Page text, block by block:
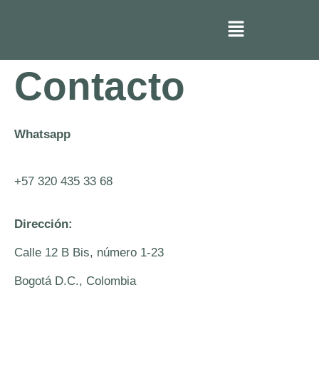
Contacto
Whatsapp
+57 320 435 33 68
Dirección:
Calle 12 B Bis, número 1-23
Bogotá D.C., Colombia